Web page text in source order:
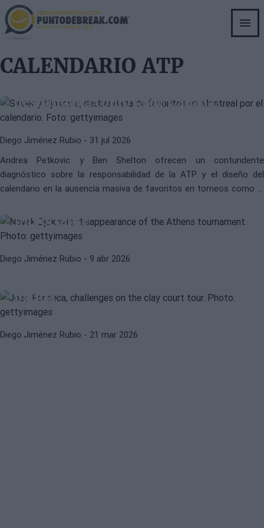
Skip
to
main
CALENDARIO ATP
El calendario ATP vuelve a quedar
desbandada como la de Canadá?
Diego Jiménez Rubio - 31 jul 2026
Andrea Petkovic y Ben Shelton ofrecen un contundente
diagnóstico sobre la responsabilidad de la ATP y el diseño del
calendario en la ausencia masiva de favoritos en torneos como el
El calendario ATP se actualiza con
importante
Diego Jiménez Rubio - 9 abr 2026
Joao Fonseca apunta a un gran salto
batida
Diego Jiménez Rubio - 21 mar 2026